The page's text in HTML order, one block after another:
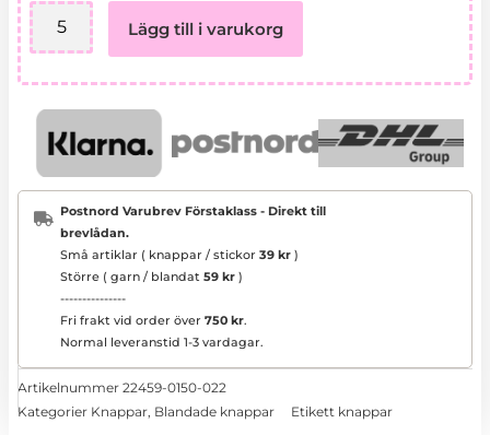
mm
rosa
mängd
Lägg till i varukorg
Postnord Varubrev Förstaklass - Direkt till
brevlådan.
Små artiklar ( knappar / stickor 39 kr )
Större ( garn / blandat 59 kr )
---------------
Fri frakt vid order över 750 kr.
Normal leveranstid 1-3 vardagar.
Artikelnummer 22459-0150-022
Kategorier Knappar, Blandade knappar Etikett knappar